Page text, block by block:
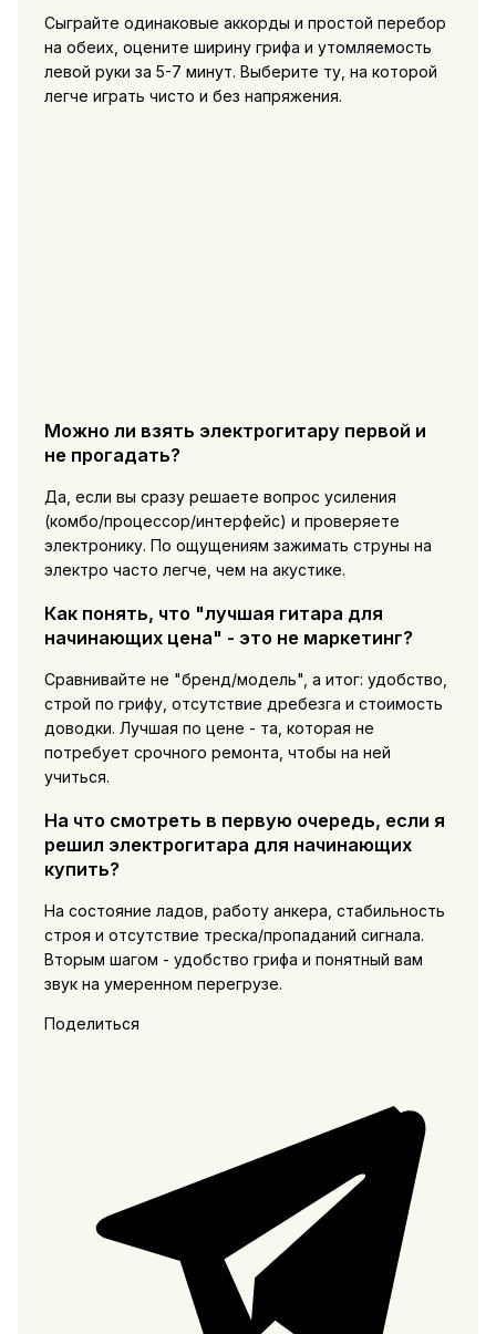
Сыграйте одинаковые аккорды и простой перебор
на обеих, оцените ширину грифа и утомляемость
левой руки за 5-7 минут. Выберите ту, на которой
легче играть чисто и без напряжения.
Можно ли взять электрогитару первой и
не прогадать?
Да, если вы сразу решаете вопрос усиления
(комбо/процессор/интерфейс) и проверяете
электронику. По ощущениям зажимать струны на
электро часто легче, чем на акустике.
Как понять, что "лучшая гитара для
начинающих цена" - это не маркетинг?
Сравнивайте не "бренд/модель", а итог: удобство,
строй по грифу, отсутствие дребезга и стоимость
доводки. Лучшая по цене - та, которая не
потребует срочного ремонта, чтобы на ней
учиться.
На что смотреть в первую очередь, если я
решил электрогитара для начинающих
купить?
На состояние ладов, работу анкера, стабильность
строя и отсутствие треска/пропаданий сигнала.
Вторым шагом - удобство грифа и понятный вам
звук на умеренном перегрузе.
Поделиться